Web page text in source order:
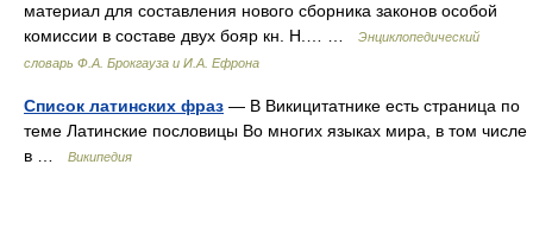
материал для составления нового сборника законов особой
комиссии в составе двух бояр кн. Н.… …
Энциклопедический
словарь Ф.А. Брокгауза и И.А. Ефрона
Список латинских фраз — В Викицитатнике есть страница по
теме Латинские пословицы Во многих языках мира, в том числе
в …
Википедия